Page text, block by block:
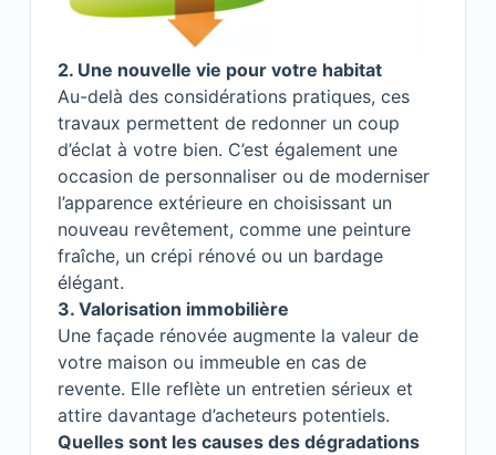
2. Une nouvelle vie pour votre habitat
Au-delà des considérations pratiques, ces
travaux permettent de redonner un coup
d’éclat à votre bien. C’est également une
occasion de personnaliser ou de moderniser
l’apparence extérieure en choisissant un
nouveau revêtement, comme une peinture
fraîche, un crépi rénové ou un bardage
élégant.
3. Valorisation immobilière
Une façade rénovée augmente la valeur de
votre maison ou immeuble en cas de
revente. Elle reflète un entretien sérieux et
attire davantage d’acheteurs potentiels.
Quelles sont les causes des dégradations